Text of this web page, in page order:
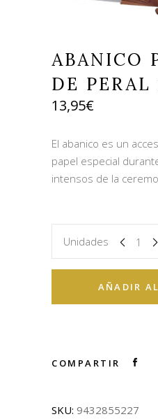
ABANICO
DE
13,95€
El abanico es un
papel especial
intensos de la
Unidades
AÑADIR
COMPARTIR
SKU: 9432855227